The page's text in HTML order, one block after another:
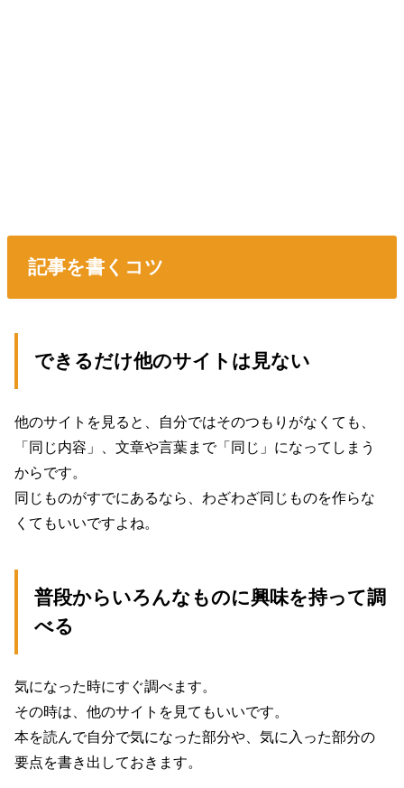
記事を書くコツ
できるだけ他のサイトは見ない
他のサイトを見ると、自分ではそのつもりがなくても、
「同じ内容」、文章や言葉まで「同じ」になってしまう
からです。
同じものがすでにあるなら、わざわざ同じものを作らな
くてもいいですよね。
普段からいろんなものに興味を持って調
べる
気になった時にすぐ調べます。
その時は、他のサイトを見てもいいです。
本を読んで自分で気になった部分や、気に入った部分の
要点を書き出しておきます。